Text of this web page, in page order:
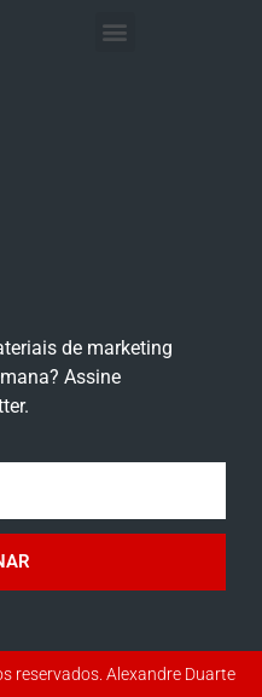
de marketing
Assine
reservados. Alexandre Duarte